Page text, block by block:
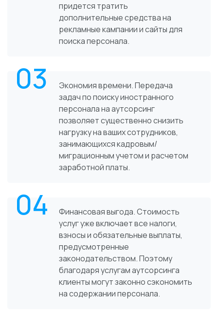
придется тратить
дополнительные средства на
рекламные кампании и сайты для
поиска персонала.
03
Экономия времени. Передача
задач по поиску иностранного
персонала на аутсорсинг
позволяет существенно снизить
нагрузку на ваших сотрудников,
занимающихся кадровым/
миграционным учетом и расчетом
заработной платы.
04
Финансовая выгода. Стоимость
услуг уже включает все налоги,
взносы и обязательные выплаты,
предусмотренные
законодательством. Поэтому
благодаря услугам аутсорсинга
клиенты могут законно сэкономить
на содержании персонала.